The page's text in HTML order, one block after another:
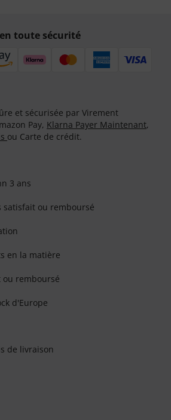
toute sécurité
et sécurisée par Virement
Pay, Klarna Payer Maintenant,
ou Carte de crédit.
3 ans
satisfait ou remboursé
en la matière
ou remboursé
d'Europe
de livraison